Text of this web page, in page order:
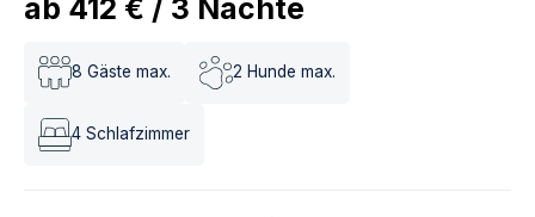
ab 412 € / 3 Nächte
8 Gäste max. 2 Hunde max.
4 Schlafzimmer